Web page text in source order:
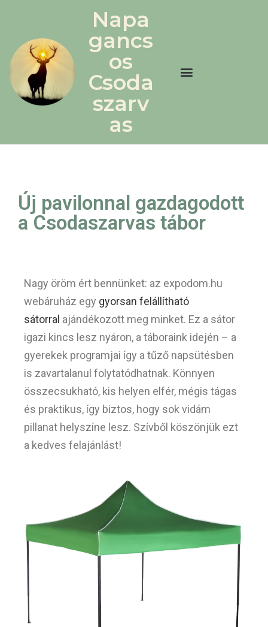
Napa
gancs
os
Csoda
szarv
as
Új pavilonnal gazdagodott
a Csodaszarvas tábor
Nagy öröm ért bennünket: az expodom.hu
webáruház egy gyorsan felállítható
sátorral ajándékozott meg minket. Ez a sátor
igazi kincs lesz nyáron, a táboraink idején – a
gyerekek programjai így a tűző napsütésben
is zavartalanul folytatódhatnak. Könnyen
összecsukható, kis helyen elfér, mégis tágas
és praktikus, így biztos, hogy sok vidám
pillanat helyszíne lesz. Szívből köszönjük ezt
a kedves felajánlást!